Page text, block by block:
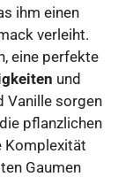
ihm einen
verleiht.
eine perfekte
und
Vanille sorgen
pflanzlichen
Komplexität
Gaumen